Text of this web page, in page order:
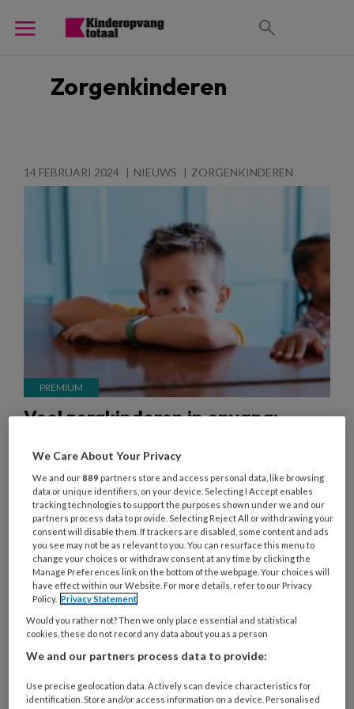
Zorgenkinderen
14 FEBRUARI 2024 NIEUWS ZORGENKINDEREN
Veel zorgkinderen in opvang:
knellen’
Gedragsproblemen, zindelijkheid, een moeilijke
thuissituatie, niet samen kunnen spelen... in de
periode 2021-2022 waren er bij 20 procent van
kinderen op de kinderopvang en ruim 60 procent
op de peuteropvang niet-pluisgevoelens: het idee
dat er extra ondersteuning of zorg nodig is.
IJsbrand Jepma van Sardes spreekt met
KinderopvangTotaal over de gevolgen voor de
professionals op de werkvloer.
'Opvangorganisaties lopen tegen de grenzen van
We Care About Your Privacy
We and our889 partners store and access personal data, like browsing
data or unique identifiers, on your device. Selecting I Accept enables
tracking technologies to support the purposes shown under we and our
partners process data to provide. Selecting Reject All or withdrawing your
consent will disable them. If trackers are disabled, some content and ads
you see may not be as relevant to you. You can resurface this menu to
change your choices or withdraw consent at any time by clicking the
Manage Preferences link on the bottom of the webpage. Your choices will
have effect within our Website. For more details, refer to our Privacy
Policy. Privacy Statement
Would you rather not? Then we only place essential and statistical
cookies, these do not record any data about you as a person
We and our partners process data to provide:
Use precise geolocation data. Actively scan device characteristics for
identification. Store and/or access information on a device. Personalised